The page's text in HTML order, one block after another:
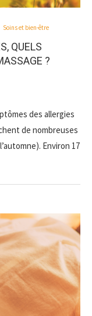
Soins et bien-être
QUELS
?
des allergies
de nombreuses
Environ 17